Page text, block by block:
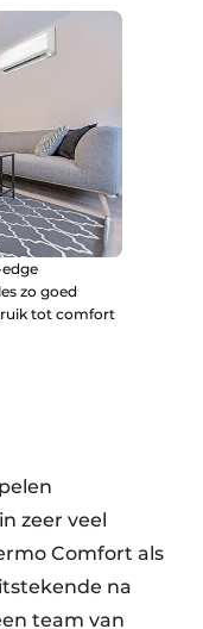
zo goed
tot comfort
zeer veel
Comfort als
na
team van